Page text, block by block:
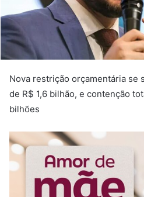
Nova restrição orçamentária se
de R$ 1,6 bilhão, e contenção
bilhões